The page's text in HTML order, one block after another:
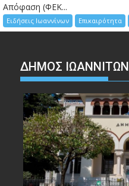
Απόφαση (ΦΕΚ...
Ειδήσεις Ιωαννίνων Επικαιρότητα
ΔΗΜΟΣ ΙΩΑΝΝΙΤΩΝ